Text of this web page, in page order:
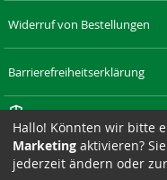
Widerruf von Bestellungen
Barrierefreiheitserklärung
Cookie-Einstellungen
Hallo! Könnten wir bitte
Marketing aktivieren?
jederzeit ändern oder